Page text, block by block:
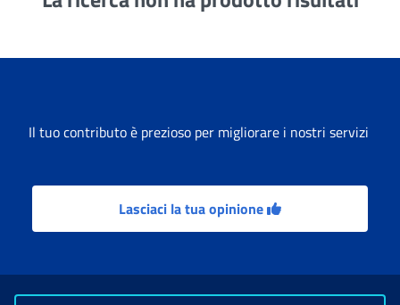
Il tuo contributo è prezioso per migliorare i nostri servizi
Lasciaci la tua opinione